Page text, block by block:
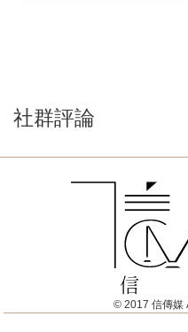
社群評論
© 2017 信傳媒